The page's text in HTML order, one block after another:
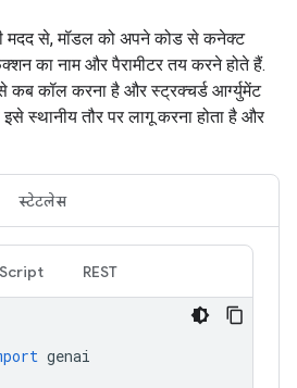
मदद से, मॉडल को अपने कोड से कनेक्ट
का नाम और पैरामीटर तय करने होते हैं.
कब कॉल करना है और स्ट्रक्चर्ड आर्ग्युमेंट
स्थानीय तौर पर लागू करना होता है और
स्टेटलेस
REST
genai